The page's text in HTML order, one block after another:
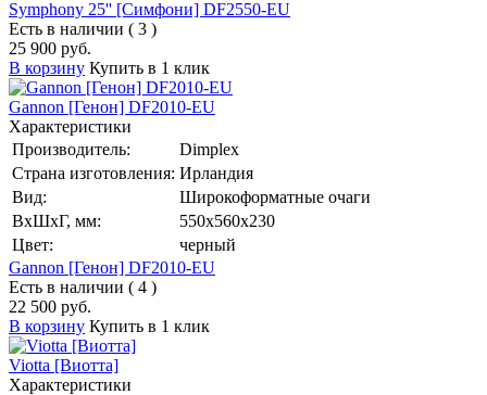
Symphony 25'' [Симфони] DF2550-EU
Есть в наличии ( 3 )
25 900 руб.
В корзину Купить в 1 клик
Gannon [Генон] DF2010-EU
Характеристики
Производитель:
Dimplex
Страна изготовления: Ирландия
Вид:
Широкоформатные очаги
ВхШхГ, мм:
550х560х230
Цвет:
черный
Gannon [Генон] DF2010-EU
Есть в наличии ( 4 )
22 500 руб.
В корзину Купить в 1 клик
Viotta [Виотта]
Характеристики